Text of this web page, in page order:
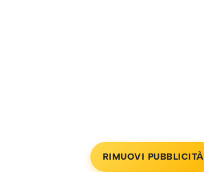
RIMUOVI PUBBLICITÀ